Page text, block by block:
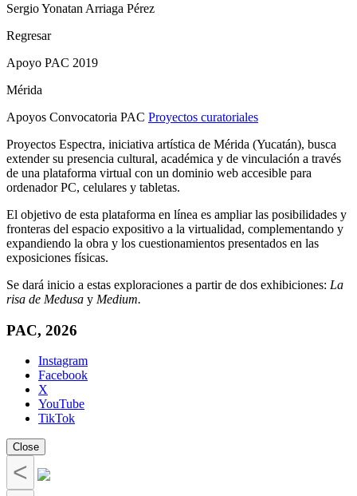
Sergio Yonatan Arriaga Pérez
Regresar
Apoyo PAC 2019
Mérida
Apoyos Convocatoria PAC Proyectos curatoriales
Proyectos Espectra, iniciativa artística de Mérida (Yucatán), busca
extender su presencia cultural, académica y de vinculación a través
de una plataforma virtual con un dominio web accesible para
ordenador PC, celulares y tabletas.
El objetivo de esta plataforma en línea es ampliar las posibilidades y
fronteras del espacio expositivo a la virtualidad, complementando y
expandiendo la obra y los cuestionamientos presentados en las
exposiciones físicas.
Se dará inicio a estas exploraciones a partir de dos exhibiciones: La
risa de Medusa y Medium.
PAC, 2026
Instagram
Facebook
X
YouTube
TikTok
Close
<